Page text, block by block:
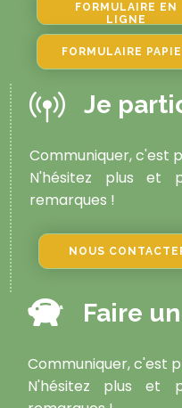
FORMULAIRE EN
LIGNE
FORMULAIRE
Je
Communiquer, c'est
N'hésitez plus et
remarques !
NOUS
Faire
Communiquer, c'est
N'hésitez plus et